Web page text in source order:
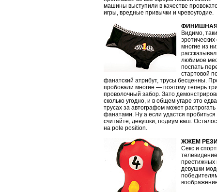
машины выступили в качестве
игры, вредные привычки и чревоугодие.
Видимо,
многие из
любимое
поспать
стартовой
фанатский атрибут, трусы бесценны.
пробовали многие — поэтому теперь
проволочный забор. Зато
сколько угодно, и в общем угаре это
трусах за автографом может
фанатами. Ну а если удастся
считайте, девушки, подиум ваш.
на pole position.
ЖЖЕМ
Секс и
престижных
девушки